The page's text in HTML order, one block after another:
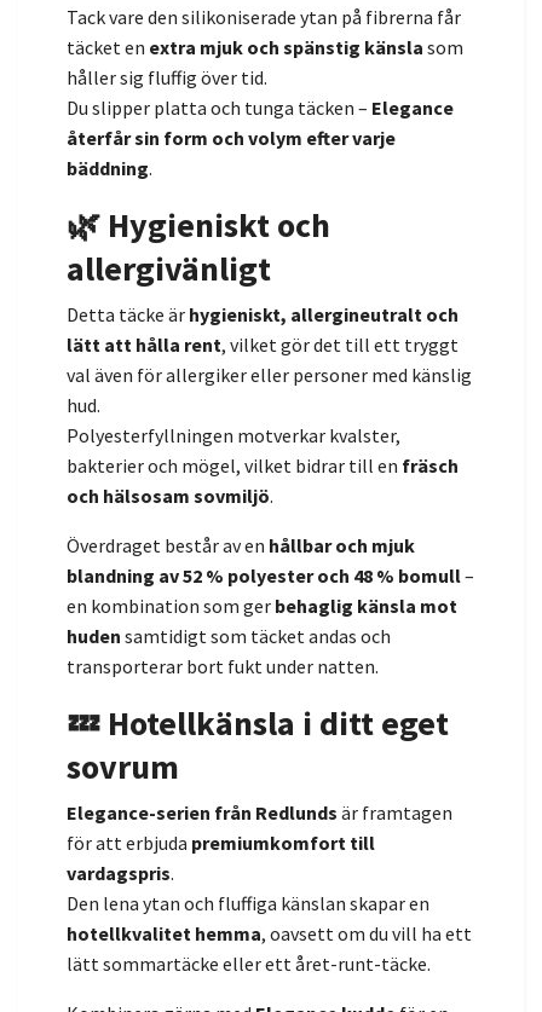
Tack vare den silikoniserade ytan på fibrerna får
täcket en extra mjuk och spänstig känsla som
håller sig fluffig över tid.
Du slipper platta och tunga täcken – Elegance
återfår sin form och volym efter varje
bäddning.
🌿 Hygieniskt och
allergivänligt
Detta täcke är hygieniskt, allergineutralt och
lätt att hålla rent, vilket gör det till ett tryggt
val även för allergiker eller personer med känslig
hud.
Polyesterfyllningen motverkar kvalster,
bakterier och mögel, vilket bidrar till en fräsch
och hälsosam sovmiljö.
Överdraget består av en hållbar och mjuk
blandning av 52 % polyester och 48 % bomull–
en kombination som ger behaglig känsla mot
huden samtidigt som täcket andas och
transporterar bort fukt under natten.
💤 Hotellkänsla i ditt eget
sovrum
Elegance-serien från Redlunds är framtagen
för att erbjuda premiumkomfort till
vardagspris.
Den lena ytan och fluffiga känslan skapar en
hotellkvalitet hemma, oavsett om du vill ha ett
lätt sommartäcke eller ett året-runt-täcke.